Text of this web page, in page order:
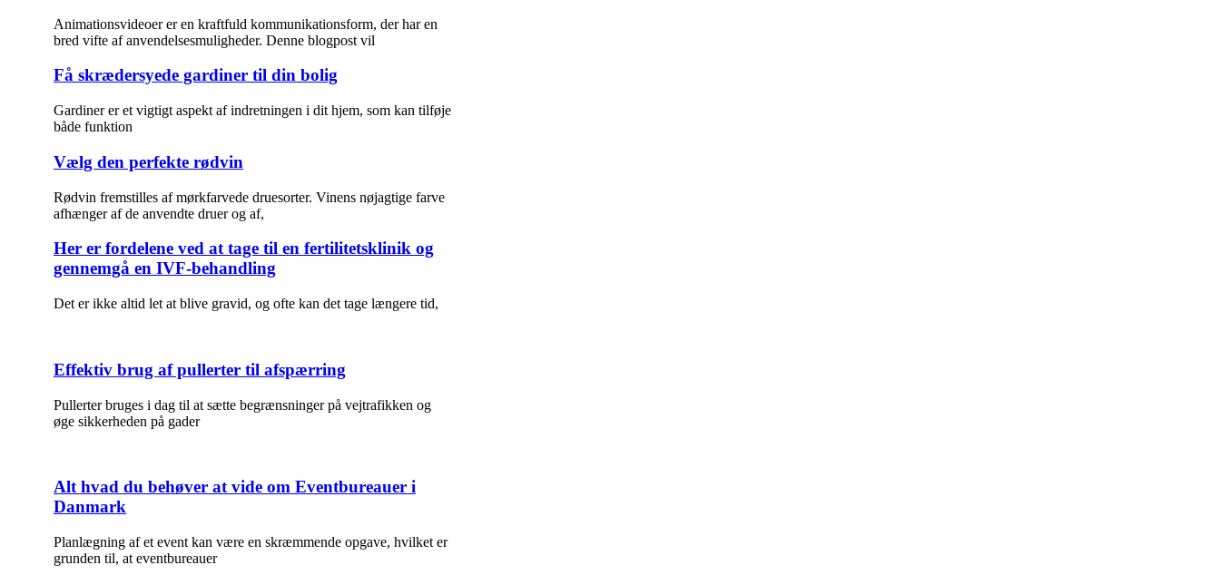
Animationsvideoer er en kraftfuld kommunikationsform, der har en
bred vifte af anvendelsesmuligheder. Denne blogpost vil
Få skrædersyede gardiner til din bolig
Gardiner er et vigtigt aspekt af indretningen i dit hjem, som kan tilføje
både funktion
Vælg den perfekte rødvin
Rødvin fremstilles af mørkfarvede druesorter. Vinens nøjagtige farve
afhænger af de anvendte druer og af,
Her er fordelene ved at tage til en fertilitetsklinik og
gennemgå en IVF-behandling
Det er ikke altid let at blive gravid, og ofte kan det tage længere tid,
Effektiv brug af pullerter til afspærring
Pullerter bruges i dag til at sætte begrænsninger på vejtrafikken og
øge sikkerheden på gader
Alt hvad du behøver at vide om Eventbureauer i
Danmark
Planlægning af et event kan være en skræmmende opgave, hvilket er
grunden til, at eventbureauer